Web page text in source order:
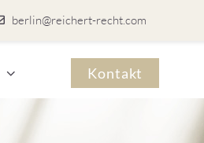
berlin@reichert-recht.com
Kontakt